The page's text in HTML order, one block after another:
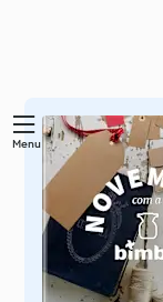
Skip
Menu